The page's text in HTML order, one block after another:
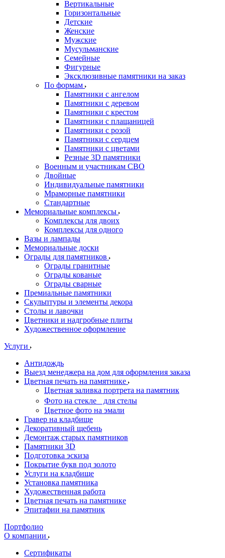
Вертикальные
Горизонтальные
Детские
Женские
Мужские
Мусульманские
Семейные
Фигурные
Эксклюзивные памятники на заказ
По формам
Памятники с ангелом
Памятники с деревом
Памятники с крестом
Памятники с плащаницей
Памятники с розой
Памятники с сердцем
Памятники с цветами
Резные 3D памятники
Военным и участникам СВО
Двойные
Индивидуальные памятники
Мраморные памятники
Стандартные
Мемориальные комплексы
Комплексы для двоих
Комплексы для одного
Вазы и лампады
Мемориальные доски
Ограды для памятников
Ограды гранитные
Ограды кованые
Ограды сварные
Премиальные памятники
Скульптуры и элементы декора
Столы и лавочки
Цветники и надгробные плиты
Художественное оформление
Услуги
Антидождь
Выезд менеджера на дом для оформления заказа
Цветная печать на памятнике
Цветная заливка портрета на памятник
Фото на стекле для стелы
Цветное фото на эмали
Гравер на кладбище
Декоративный щебень
Демонтаж старых памятников
Памятники 3D
Подготовка эскиза
Покрытие букв под золото
Услуги на кладбище
Установка памятника
Художественная работа
Цветная печать на памятнике
Эпитафии на памятник
Портфолио
О компании
Сертификаты